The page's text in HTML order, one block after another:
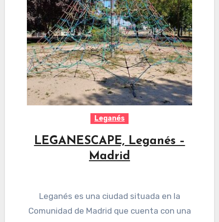
Leganés
LEGANESCAPE, Leganés –
Madrid
Leganés es una ciudad situada en la
Comunidad de Madrid que cuenta con una